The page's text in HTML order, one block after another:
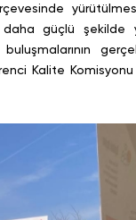
güçlü şekilde
Kalite